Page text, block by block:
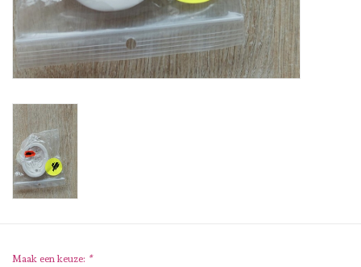
Papier (blokjes) &
Embellishments
Embellishment/bedeltjes
Mixed Media
Diversen
Inkleurbenodigdheden
Maak een keuze: *